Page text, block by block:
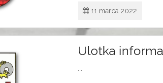
11 marca 2022
Ulotka
...